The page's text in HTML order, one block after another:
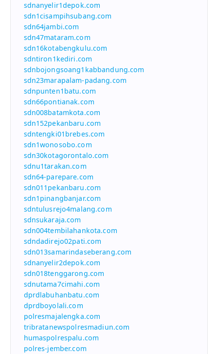
sdnanyelir1depok.com
sdn1cisampihsubang.com
sdn64jambi.com
sdn47mataram.com
sdn16kotabengkulu.com
sdntiron1kediri.com
sdnbojongsoang1kabbandung.com
sdn23marapalam-padang.com
sdnpunten1batu.com
sdn66pontianak.com
sdn008batamkota.com
sdn152pekanbaru.com
sdntengki01brebes.com
sdn1wonosobo.com
sdn30kotagorontalo.com
sdnu1tarakan.com
sdn64-parepare.com
sdn011pekanbaru.com
sdn1pinangbanjar.com
sdntulusrejo4malang.com
sdnsukaraja.com
sdn004tembilahankota.com
sdndadirejo02pati.com
sdn013samarindaseberang.com
sdnanyelir2depok.com
sdn018tenggarong.com
sdnutama7cimahi.com
dprdlabuhanbatu.com
dprdboyolali.com
polresmajalengka.com
tribratanewspolresmadiun.com
humaspolrespalu.com
polres-jember.com